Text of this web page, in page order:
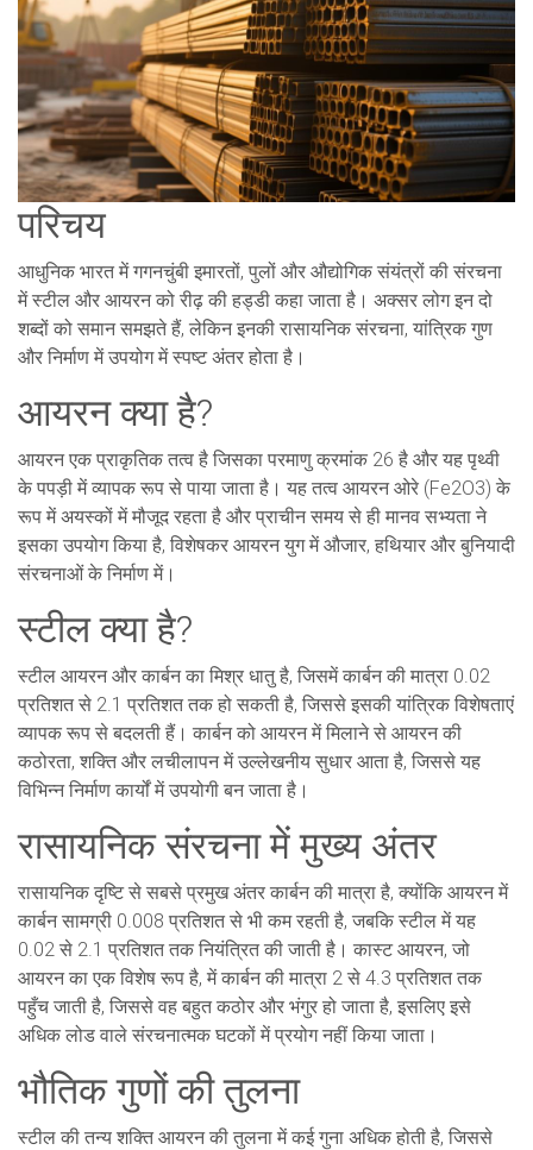
परिचय
आधुनिक भारत में गगनचुंबी इमारतों, पुलों और औद्योगिक संयंत्रों की संरचना
में स्टील और आयरन को रीढ़ की हड्डी कहा जाता है। अक्सर लोग इन दो
शब्दों को समान समझते हैं, लेकिन इनकी रासायनिक संरचना, यांत्रिक गुण
और निर्माण में उपयोग में स्पष्ट अंतर होता है।
आयरन क्या है?
आयरन एक प्राकृतिक तत्व है जिसका परमाणु क्रमांक 26 है और यह पृथ्वी
के पपड़ी में व्यापक रूप से पाया जाता है। यह तत्व आयरन ओरे (Fe2O3) के
रूप में अयस्कों में मौजूद रहता है और प्राचीन समय से ही मानव सभ्यता ने
इसका उपयोग किया है, विशेषकर आयरन युग में औजार, हथियार और बुनियादी
संरचनाओं के निर्माण में।
स्टील क्या है?
स्टील आयरन और कार्बन का मिश्र धातु है, जिसमें कार्बन की मात्रा 0.02
प्रतिशत से 2.1 प्रतिशत तक हो सकती है, जिससे इसकी यांत्रिक विशेषताएं
व्यापक रूप से बदलती हैं। कार्बन को आयरन में मिलाने से आयरन की
कठोरता, शक्ति और लचीलापन में उल्लेखनीय सुधार आता है, जिससे यह
विभिन्न निर्माण कार्यों में उपयोगी बन जाता है।
रासायनिक संरचना में मुख्य अंतर
रासायनिक दृष्टि से सबसे प्रमुख अंतर कार्बन की मात्रा है, क्योंकि आयरन में
कार्बन सामग्री 0.008 प्रतिशत से भी कम रहती है, जबकि स्टील में यह
0.02 से 2.1 प्रतिशत तक नियंत्रित की जाती है। कास्ट आयरन, जो
आयरन का एक विशेष रूप है, में कार्बन की मात्रा 2 से 4.3 प्रतिशत तक
पहुँच जाती है, जिससे वह बहुत कठोर और भंगुर हो जाता है, इसलिए इसे
अधिक लोड वाले संरचनात्मक घटकों में प्रयोग नहीं किया जाता।
भौतिक गुणों की तुलना
स्टील की तन्य शक्ति आयरन की तुलना में कई गुना अधिक होती है, जिससे